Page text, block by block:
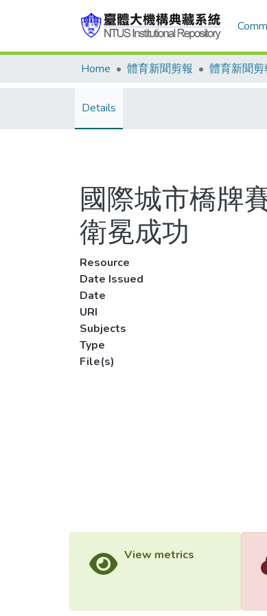
Home 體育新聞剪報 體育新聞剪
Details
國際城市橋牌
衛冕成功
Resource
Date Issued
Date
URI
Subjects
Type
File(s)
View metrics